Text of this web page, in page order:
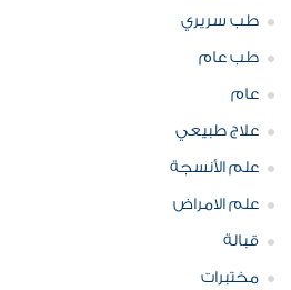
طب سريري
طب عام
عام
علاج طبيعي
علم الأنسجة
علم الامراض
قبالة
مختبرات